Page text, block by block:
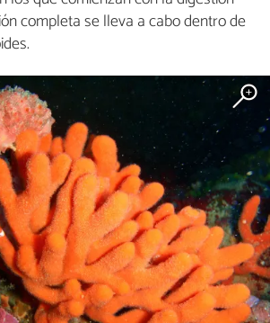
completa se lleva a cabo dentro de